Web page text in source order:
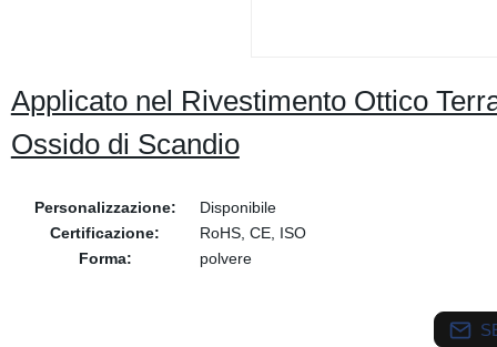
Applicato nel Rivestimento Ottico
Ossido di Scandio
Personalizzazione:
Disponibile
Certificazione:
RoHS, CE, ISO
Forma:
polvere